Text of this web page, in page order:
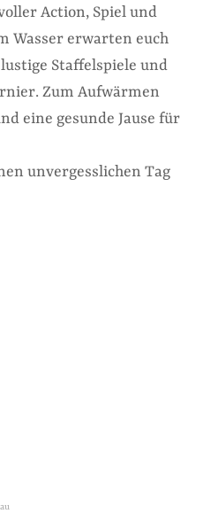
Action, Spiel und
Wasser erwarten euch
Staffelspiele und
Zum Aufwärmen
eine gesunde Jause für
unvergesslichen Tag